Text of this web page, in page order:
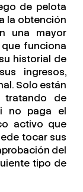
de pelota
la obtención
una mayor
funciona
historial de
ingresos,
Solo están
tratando de
no paga el
activo que
tocar sus
del
tipo de